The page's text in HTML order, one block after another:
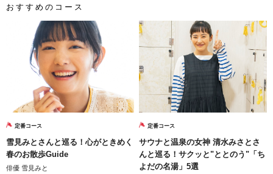
おすすめのコース
定番コース
雪見みとさんと巡る！心がときめく
春のお散歩Guide
俳優 雪見みと
定番コース
サウナと温泉の女神 清水みさとさ
んと巡る！サクッと"ととのう"「ち
よだの名湯」5選